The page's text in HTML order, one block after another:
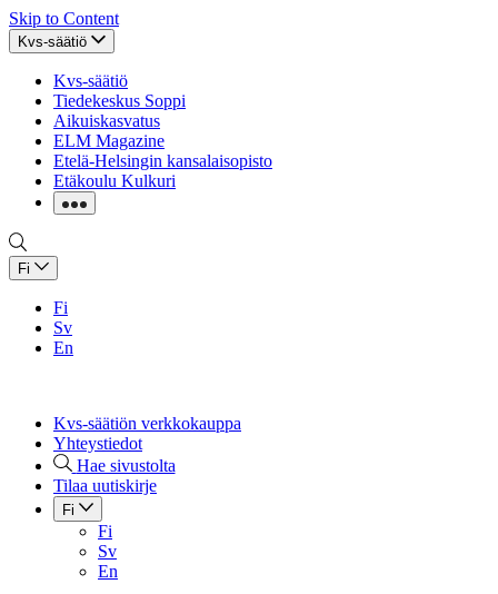
Skip to Content
Kvs-säätiö
Kvs-säätiö
Tiedekeskus Soppi
Aikuiskasvatus
ELM Magazine
Etelä-Helsingin kansalaisopisto
Etäkoulu Kulkuri
Fi
Fi
Sv
En
Kvs-säätiön verkkokauppa
Yhteystiedot
Hae sivustolta
Tilaa uutiskirje
Fi
Fi
Sv
En